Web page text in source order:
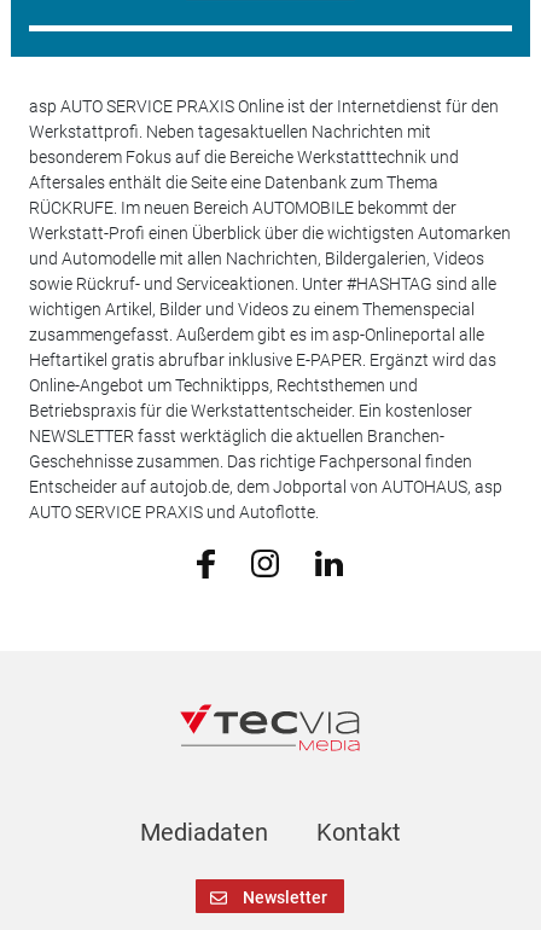
asp AUTO SERVICE PRAXIS Online ist der Internetdienst für den
Werkstattprofi. Neben tagesaktuellen Nachrichten mit
besonderem Fokus auf die Bereiche Werkstatttechnik und
Aftersales enthält die Seite eine Datenbank zum Thema
RÜCKRUFE. Im neuen Bereich AUTOMOBILE bekommt der
Werkstatt-Profi einen Überblick über die wichtigsten Automarken
und Automodelle mit allen Nachrichten, Bildergalerien, Videos
sowie Rückruf- und Serviceaktionen. Unter #HASHTAG sind alle
wichtigen Artikel, Bilder und Videos zu einem Themenspecial
zusammengefasst. Außerdem gibt es im asp-Onlineportal alle
Heftartikel gratis abrufbar inklusive E-PAPER. Ergänzt wird das
Online-Angebot um Techniktipps, Rechtsthemen und
Betriebspraxis für die Werkstattentscheider. Ein kostenloser
NEWSLETTER fasst werktäglich die aktuellen Branchen-
Geschehnisse zusammen. Das richtige Fachpersonal finden
Entscheider auf autojob.de, dem Jobportal von AUTOHAUS, asp
AUTO SERVICE PRAXIS und Autoflotte.
Mediadaten Kontakt
Newsletter